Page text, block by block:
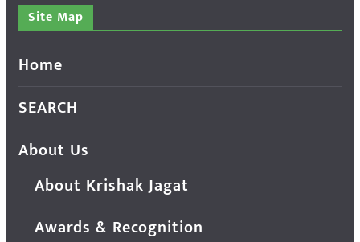
Site Map
Home
SEARCH
About Us
About Krishak Jagat
Awards & Recognition